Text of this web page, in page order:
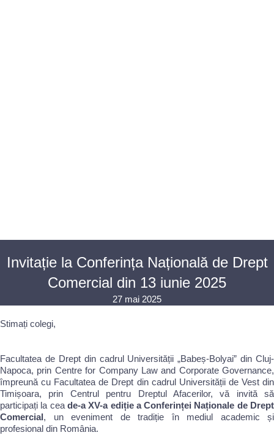
Invitație la Conferința Națională de Drept
Comercial din 13 iunie 2025
27 mai 2025
Stimați colegi,
Facultatea de Drept din cadrul Universității „Babeș-Bolyai” din Cluj-
Napoca, prin Centre for Company Law and Corporate Governance,
împreună cu Facultatea de Drept din cadrul Universității de Vest din
Timișoara, prin Centrul pentru Dreptul Afacerilor, vă invită să
participați la cea de-a XV-a ediție a Conferinței Naționale de Drept
Comercial, un eveniment de tradiție în mediul academic și
profesional din România.